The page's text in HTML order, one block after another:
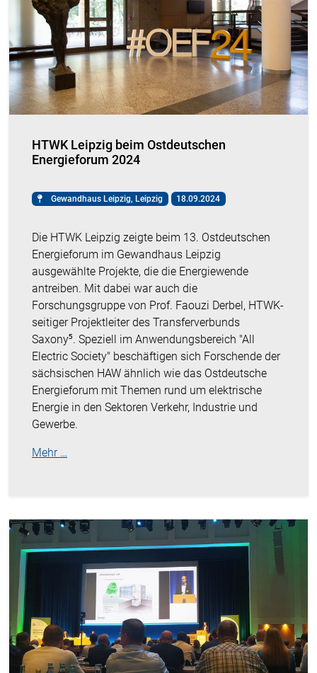
HTWK Leipzig beim Ostdeutschen
Energieforum 2024
Gewandhaus Leipzig, Leipzig 18.09.2024
Die HTWK Leipzig zeigte beim 13. Ostdeutschen
Energieforum im Gewandhaus Leipzig
ausgewählte Projekte, die die Energiewende
antreiben. Mit dabei war auch die
Forschungsgruppe von Prof. Faouzi Derbel, HTWK-
seitiger Projektleiter des Transferverbunds
Saxony⁵. Speziell im Anwendungsbereich "All
Electric Society" beschäftigen sich Forschende der
sächsischen HAW ähnlich wie das Ostdeutsche
Energieforum mit Themen rund um elektrische
Energie in den Sektoren Verkehr, Industrie und
Gewerbe.
Mehr …